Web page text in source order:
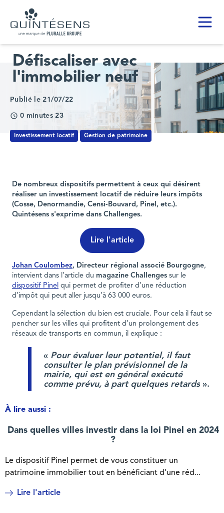
Home page
Défiscaliser avec
l'immobilier neuf
Publié le 21/07/22
0 minutes 23
Investissement locatif Gestion de patrimoine
De nombreux dispositifs permettent à ceux qui désirent
réaliser un investissement locatif de réduire leurs impôts
(Cosse, Denormandie, Censi-Bouvard, Pinel, etc.).
Quintésens s'exprime dans Challenges.
Lire l'article
Johan Coulombez, Directeur régional associé Bourgogne,
intervient dans l’article du magazine Challenges sur le
dispositif Pinel qui permet de profiter d’une réduction
d’impôt qui peut aller jusqu’à 63 000 euros.
Cependant la sélection du bien est cruciale. Pour cela il faut se
pencher sur les villes qui profitent d’un prolongement des
réseaux de transports en commun, il explique :
« Pour évaluer leur potentiel, il faut
consulter le plan prévisionnel de la
mairie, qui est en général exécuté
comme prévu, à part quelques retards».
À lire aussi :
Dans quelles villes investir dans la loi Pinel en 2024
?
Le dispositif Pinel permet de vous constituer un
patrimoine immobilier tout en bénéficiant d’une réd...
Lire l'article